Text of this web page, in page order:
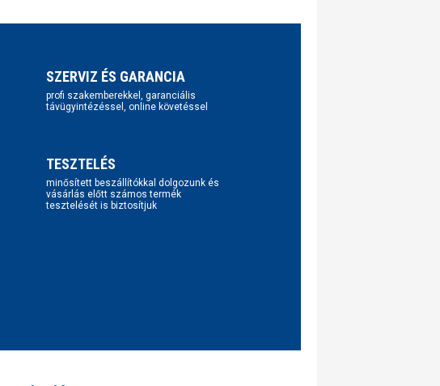
SZERVIZ ÉS GARANCIA
profi szakemberekkel, garanciális
távügyintézéssel, online követéssel
TESZTELÉS
minősített beszállítókkal dolgozunk és
vásárlás előtt számos termék
tesztelését is biztosítjuk